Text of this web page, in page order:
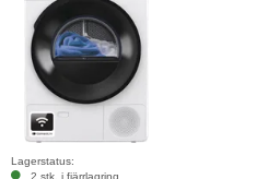
Lagerstatus: